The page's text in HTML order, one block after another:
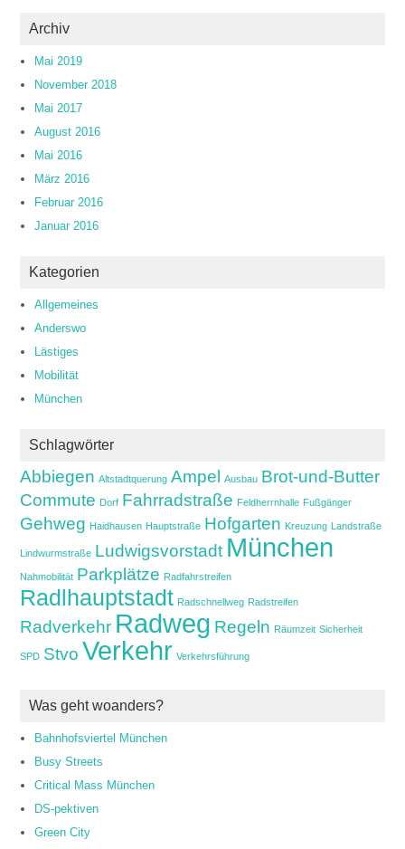
Archiv
Mai 2019
November 2018
Mai 2017
August 2016
Mai 2016
März 2016
Februar 2016
Januar 2016
Kategorien
Allgemeines
Anderswo
Lästiges
Mobilität
München
Schlagwörter
Abbiegen Altstadtquerung Ampel Ausbau Brot-und-Butter
Commute Dorf Fahrradstraße Feldherrnhalle Fußgänger
Gehweg Haidhausen Hauptstraße Hofgarten Kreuzung Landstraße
Lindwurmstraße Ludwigsvorstadt München
Nahmobilität Parkplätze Radfahrstreifen
Radlhauptstadt Radschnellweg Radstreifen
Radverkehr Radweg Regeln Räumzeit Sicherheit
SPD Stvo Verkehr Verkehrsführung
Was geht woanders?
Bahnhofsviertel München
Busy Streets
Critical Mass München
DS-pektiven
Green City